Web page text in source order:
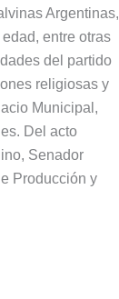
Argentinas,
entre otras
del partido
religiosas y
Municipal,
Del acto
Senador
Producción y